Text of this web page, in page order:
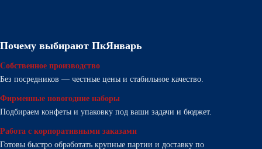
Почему выбирают ПкЯнварь
Собственное производство
Без посредников — честные цены и стабильное качество.
Фирменные новогодние наборы
Подбираем конфеты и упаковку под ваши задачи и бюджет.
Работа с корпоративными заказами
Готовы быстро обработать крупные партии и доставку по